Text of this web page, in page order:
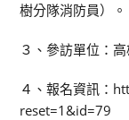
樹分隊消防員）。
３、參訪單位：
４、報名資訊：
reset=1&id=79